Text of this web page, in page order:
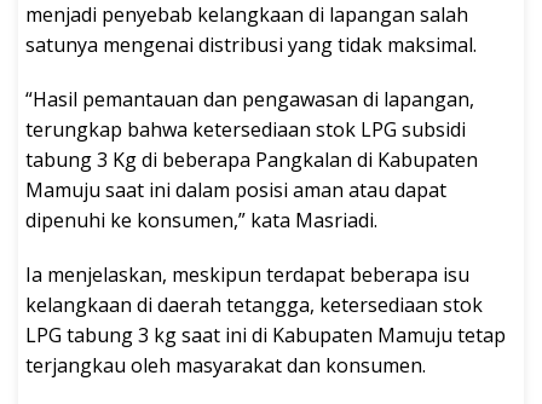
menjadi penyebab kelangkaan di lapangan salah
satunya mengenai distribusi yang tidak maksimal.
“Hasil pemantauan dan pengawasan di lapangan,
terungkap bahwa ketersediaan stok LPG subsidi
tabung 3 Kg di beberapa Pangkalan di Kabupaten
Mamuju saat ini dalam posisi aman atau dapat
dipenuhi ke konsumen,” kata Masriadi.
Ia menjelaskan, meskipun terdapat beberapa isu
kelangkaan di daerah tetangga, ketersediaan stok
LPG tabung 3 kg saat ini di Kabupaten Mamuju tetap
terjangkau oleh masyarakat dan konsumen.